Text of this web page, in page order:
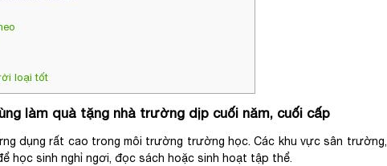
loại tốt
làm quà tặng nhà trường dịp cuối năm, cuối cấp
dụng rất cao trong môi trường trường học. Các khu vực sân
học sinh nghỉ ngơi, đọc sách hoặc sinh hoạt tập thể.